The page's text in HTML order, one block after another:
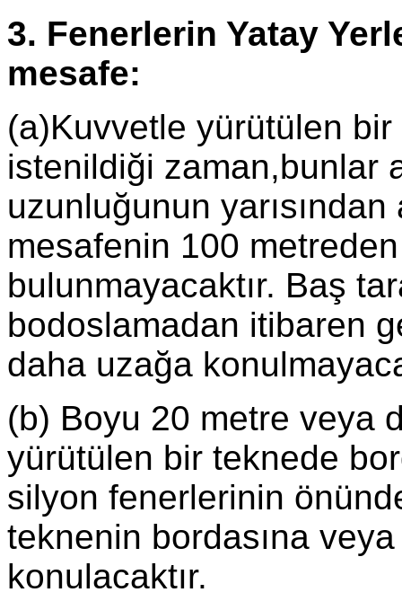
3. Fenerlerin Yatay
mesafe:
(a)Kuvvetle yürütülen
istenildiği zaman,bunlar
uzunluğunun
mesafenin 100
bulunmayacaktır. Baş
bodoslamadan itibaren
daha uzağa
(b) Boyu 20 metre veya
yürütülen bir teknede
silyon fenerlerinin
teknenin bordasına
konulacaktır.